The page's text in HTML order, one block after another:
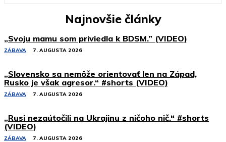
Najnovšie články
„Svoju mamu som priviedla k BDSM.” (VIDEO)
ZÁBAVA 7. AUGUSTA 2026
„Slovensko sa nemôže orientovať len na Západ,
Rusko je však agresor.“ #shorts (VIDEO)
ZÁBAVA 7. AUGUSTA 2026
„Rusi nezaútočili na Ukrajinu z ničoho nič.“ #shorts
(VIDEO)
ZÁBAVA 7. AUGUSTA 2026